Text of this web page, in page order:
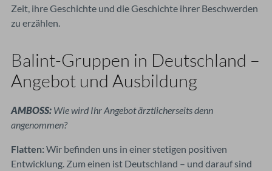
Zeit, ihre Geschichte und die Geschichte ihrer Beschwerden
zu erzählen.
Balint-Gruppen in Deutschland –
Angebot und Ausbildung
AMBOSS: Wie wird Ihr Angebot ärztlicherseits denn
angenommen?
Flatten: Wir befinden uns in einer stetigen positiven
Entwicklung. Zum einen ist Deutschland – und darauf sind